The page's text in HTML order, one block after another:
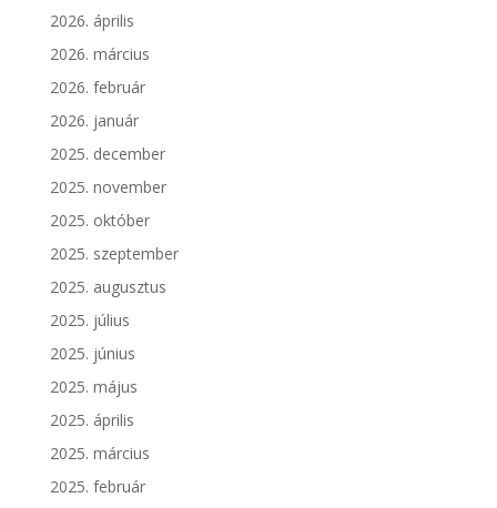
2026. április
2026. március
2026. február
2026. január
2025. december
2025. november
2025. október
2025. szeptember
2025. augusztus
2025. július
2025. június
2025. május
2025. április
2025. március
2025. február